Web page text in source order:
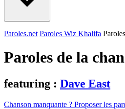
Paroles.net Paroles Wiz Khalifa
Paroles de la
featuring : Dave East
Chanson manquante ? Proposer les